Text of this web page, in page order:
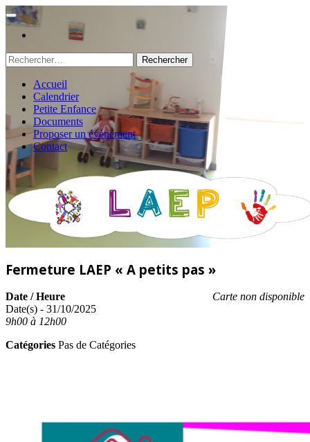
Rechercher :
Accueil
Calendrier
Petite Enfance
Documents
Proposer un évènement
Contact
Fermeture LAEP « A petits pas »
Carte non disponible
Date / Heure
Date(s) - 31/10/2025
9h00 à 12h00
Catégories Pas de Catégories